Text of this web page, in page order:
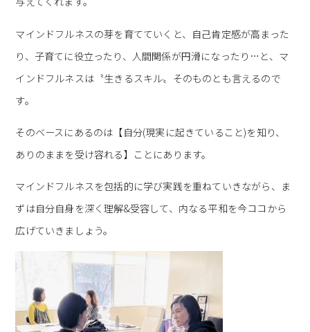
マインドフルネスの芽を育てていくと、自己肯定感が高まった
り、子育てに役立ったり、人間関係が円滑になったり…と、マ
インドフルネスは〝生きるスキル〟そのものとも言えるので
す。
そのベースにあるのは【自分(現実に起きていること)を知り、
ありのままを受け容れる】ことにあります。
マインドフルネスを包括的に学び実践を重ねていきながら、ま
ずは自分自身を深く理解&受容して、内なる平和を今ココから
広げていきましょう。